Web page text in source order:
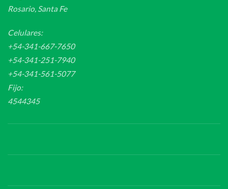
Rosario, Santa Fe
Celulares:
+54-341-667-7650
+54-341-251-7940
+54-341-561-5077
Fijo:
4544345